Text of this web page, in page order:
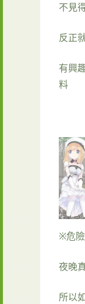
不見
反正
有興
料
※危
夜晚
所以